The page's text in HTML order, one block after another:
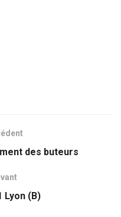
des buteurs
Lyon (B)